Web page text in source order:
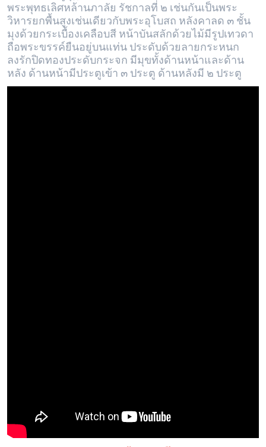
พระพุทธเลิศหล้านภาลัย รัชกาลที่ ๒ เช่นกันเป็นพระ
วิหารยกพื้นสูงเช่นเดียวกับพระอุโบสถ หลังคาลด ๓ ชั้น
มุงด้วยกระเบื้องเคลือบสี หน้าบันสลักด้วยไม้มีรูปเทวดา
ถือพระขรรค์ยืนอยู่บนแท่น ประดับด้วยลายกระหนก
ลงรักปิดทองประดับกระจก มีมุขทั้งด้านหน้าและด้าน
หลัง ด้านหน้ามีประตูเข้า ๓ ประตู ด้านหลังมี ๒ ประตู